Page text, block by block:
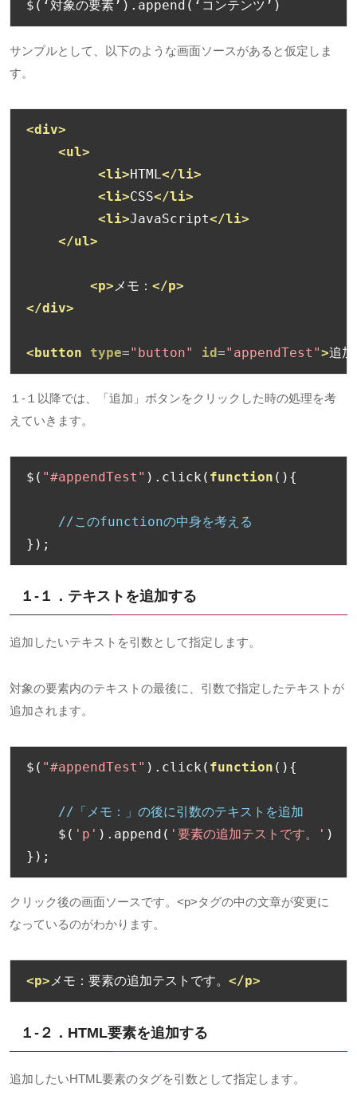
$ (‘対象の要素’). append (‘コンテンツ’)
サンプルとして、以下のような画面ソースがあると仮定しま
す。
<div>
<ul>
<li>HTML</li>
<li>CSS</li>
<li>JavaScript</li>
</ul>
<p>メモ： </p>
</div>
<button type="button" id="appendTest">追加
１-１以降では、「追加」ボタンをクリックした時の処理を考
えていきます。
$ ( "#appendTest" ). click ( function (){
//このfunctionの中身を考える
});
１-１．テキストを追加する
追加したいテキストを引数として指定します。
対象の要素内のテキストの最後に、引数で指定したテキストが
追加されます。
$ ( "#appendTest" ). click ( function (){
//「メモ：」の後に引数のテキストを追加
    $
( 'p' ). append ( '要素の追加テストです。' )
});
クリック後の画面ソースです。 <p>タグの中の文章が変更に
なっているのがわかります。
<p>メモ：要素の追加テストです。 </p>
１-２．HTML要素を追加する
追加したいHTML要素のタグを引数として指定します。